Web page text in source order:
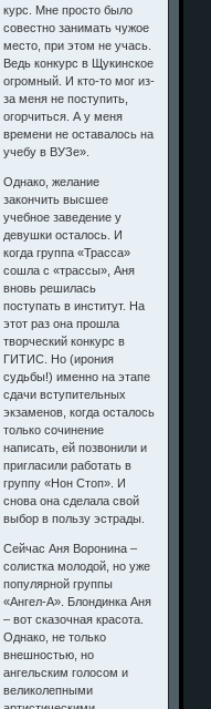
курс. Мне просто было
совестно занимать чужое
место, при этом не учась.
Ведь конкурс в Щукинское
огромный. И кто-то мог из-
за меня не поступить,
огорчиться. А у меня
времени не оставалось на
учебу в ВУЗе».
Однако, желание
закончить высшее
учебное заведение у
девушки осталось. И
когда группа «Трасса»
сошла с «трассы», Аня
вновь решилась
поступать в институт. На
этот раз она прошла
творческий конкурс в
ГИТИС. Но (ирония
судьбы!) именно на этапе
сдачи вступительных
экзаменов, когда осталось
только сочинение
написать, ей позвонили и
пригласили работать в
группу «Нон Стоп». И
снова она сделала свой
выбор в пользу эстрады.
Сейчас Аня Воронина –
солистка молодой, но уже
популярной группы
«Ангел-А». Блондинка Аня
– вот сказочная красота.
Однако, не только
внешностью, но
ангельским голосом и
великолепными